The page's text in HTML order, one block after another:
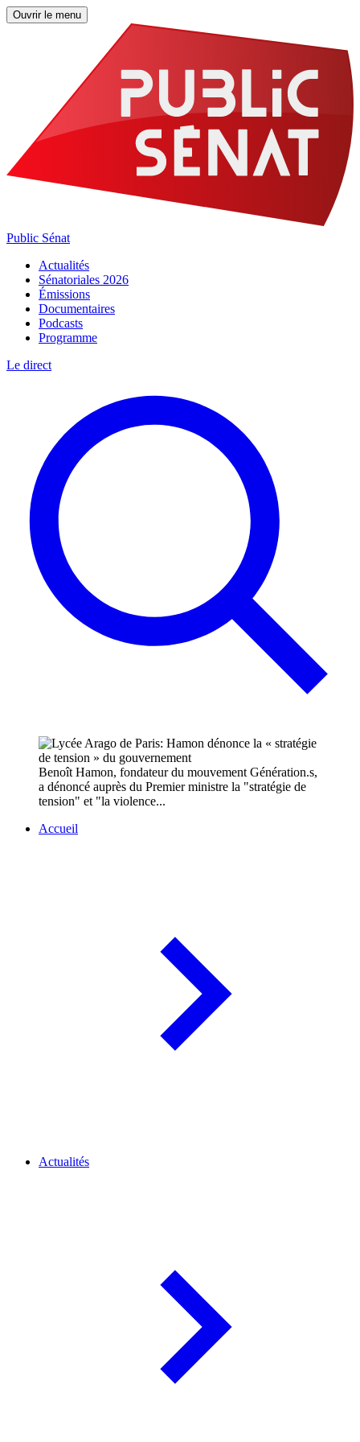
Ouvrir le menu
Public Sénat
Actualités
Sénatoriales 2026
Émissions
Documentaires
Podcasts
Programme
Le direct
Benoît Hamon, fondateur du mouvement Génération.s,
a dénoncé auprès du Premier ministre la "stratégie de
tension" et "la violence...
Accueil
Actualités